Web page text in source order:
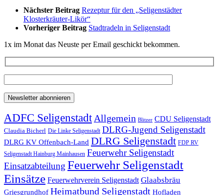
Nächster Beitrag Rezeptur für den „Seligenstädter
Klosterkräuter-Likör“
Vorheriger Beitrag Stadtradeln in Seligenstadt
1x im Monat das Neuste per Email geschickt bekommen.
ADFC SeligenstadtAllgemein Blitzer CDU Seligenstadt
Claudia Bicherl Die Linke Seligenstadt DLRG-Jugend Seligenstadt
DLRG KV Offenbach-Land DLRG Seligenstadt FDP RV
Seligenstadt Hainburg Mainhausen Feuerwehr Seligenstadt
Einsatzabteilung Feuerwehr Seligenstadt
Einsätze Feuerwehrverein Seligenstadt Glaabsbräu
Griesgrundhof Heimatbund Seligenstadt Hofladen